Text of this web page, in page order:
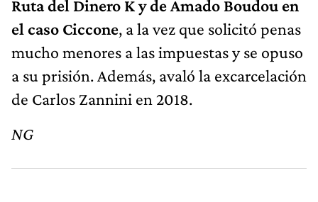
Ruta del Dinero K y de Amado Boudou en
el caso Ciccone, a la vez que solicitó penas
mucho menores a las impuestas y se opuso
a su prisión. Además, avaló la excarcelación
de Carlos Zannini en 2018.
NG